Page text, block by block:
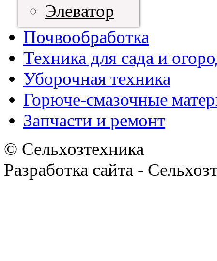
Элеватор
Почвообработка
Техника для сада и
Уборочная техника
Горюче-смазочные
Запчасти и ремонт
© Сельхозтехника
Разработка сайта -